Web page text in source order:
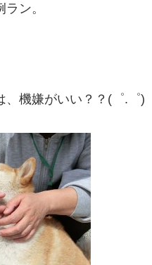
ン。
、機嫌がいい？？(゜.゜)